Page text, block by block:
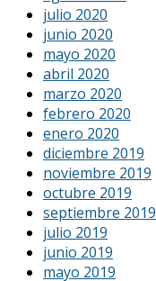
julio 2020
junio 2020
mayo 2020
abril 2020
marzo 2020
febrero 2020
enero 2020
diciembre 2019
noviembre 2019
octubre 2019
septiembre 2019
julio 2019
junio 2019
mayo 2019